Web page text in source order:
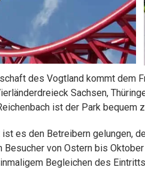
des Vogtland kommt dem
Sachsen,
ist der Park bequem
es den Betreibern gelungen,
von Ostern bis
Begleichen des